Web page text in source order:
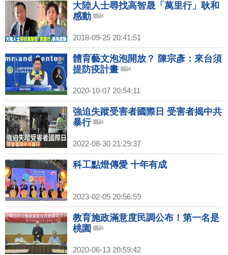
大陸人士尋找高智晟「萬里行」耿和
感動
2018-09-25 20:41:51
體育藝文泡泡開放？ 陳宗彥：來台須
提防疫計畫
2020-10-07 20:54:11
強迫失蹤受害者國際日 受害者揭中共
暴行
2022-08-30 21:29:37
科工點燈傳愛 十年有成
2023-02-05 20:56:59
教育施政滿意度民調公布！第一名是
桃園
2020-06-13 20:59:42